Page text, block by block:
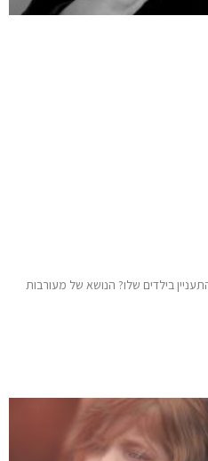
בילדים שלו? הנושא של מעורבות